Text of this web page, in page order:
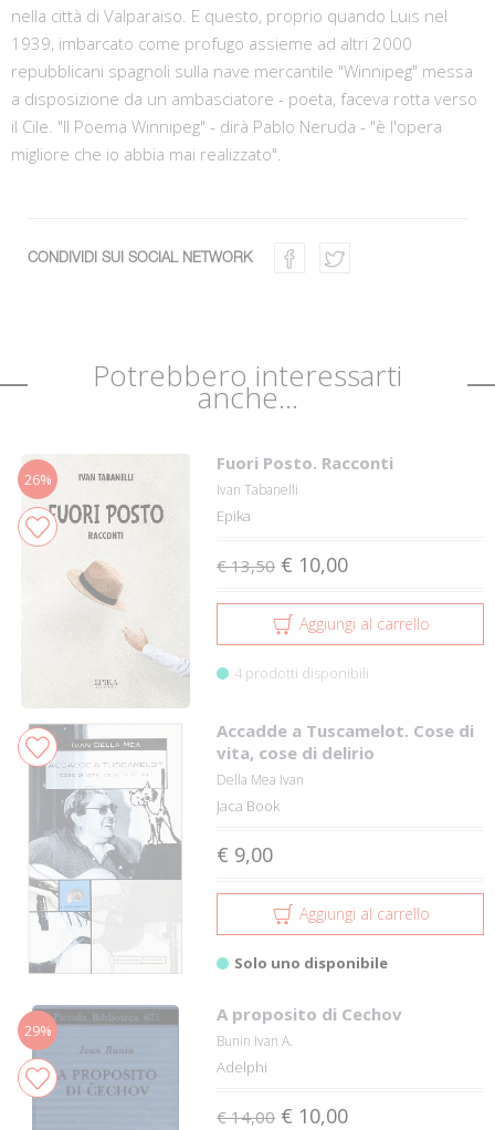
nella città di Valparaiso. E questo, proprio quando Luis nel
1939, imbarcato come profugo assieme ad altri 2000
repubblicani spagnoli sulla nave mercantile "Winnipeg" messa
a disposizione da un ambasciatore - poeta, faceva rotta verso
il Cile. "Il Poema Winnipeg" - dirà Pablo Neruda - "è l'opera
migliore che io abbia mai realizzato".
CONDIVIDI SUI SOCIAL NETWORK
Potrebbero interessarti
anche...
26%
Fuori Posto. Racconti
Ivan Tabanelli
Epika
€ 13,50 € 10,00
Aggiungi al carrello
4 prodotti disponibili
Accadde a Tuscamelot. Cose di
vita, cose di delirio
Della Mea Ivan
Jaca Book
€ 9,00
Aggiungi al carrello
Solo uno disponibile
29%
A proposito di Cechov
Bunin Ivan A.
Adelphi
€ 14,00 € 10,00